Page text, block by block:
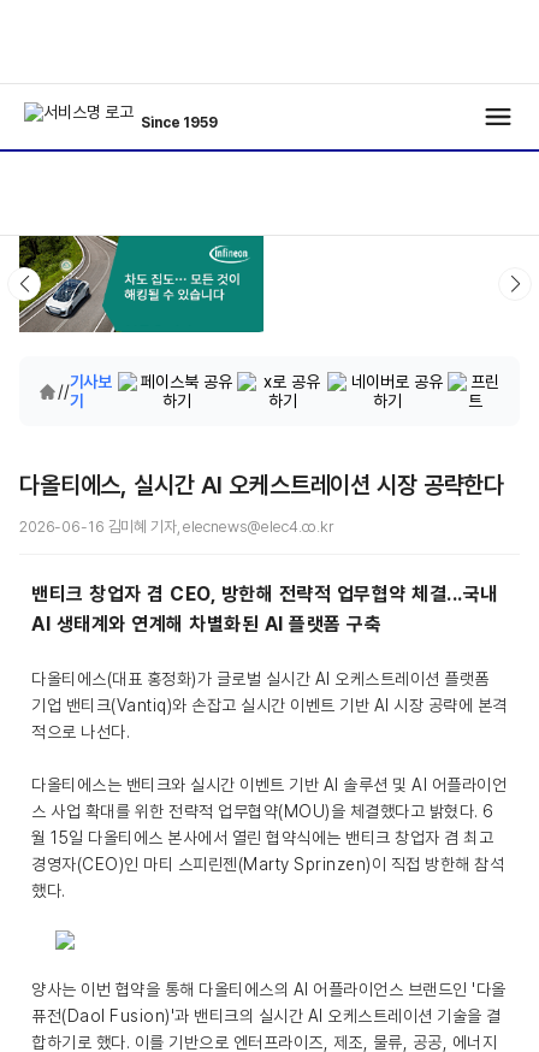
Since 1959
//기사보
기
다올티에스, 실시간 AI 오케스트레이션 시장 공략한다
2026-06-16 김미혜 기자, elecnews@elec4.co.kr
밴티크 창업자 겸 CEO, 방한해 전략적 업무협약 체결...국내
AI 생태계와 연계해 차별화된 AI 플랫폼 구축
다올티에스(대표 홍정화)가 글로벌 실시간 AI 오케스트레이션 플랫폼
기업 밴티크(Vantiq)와 손잡고 실시간 이벤트 기반 AI 시장 공략에 본격
적으로 나선다.
다올티에스는 밴티크와 실시간 이벤트 기반 AI 솔루션 및 AI 어플라이언
스 사업 확대를 위한 전략적 업무협약(MOU)을 체결했다고 밝혔다. 6
월 15일 다올티에스 본사에서 열린 협약식에는 밴티크 창업자 겸 최고
경영자(CEO)인 마티 스피린젠(Marty Sprinzen)이 직접 방한해 참석
했다.
양사는 이번 협약을 통해 다올티에스의 AI 어플라이언스 브랜드인 '다올
퓨전(Daol Fusion)'과 밴티크의 실시간 AI 오케스트레이션 기술을 결
합하기로 했다. 이를 기반으로 엔터프라이즈, 제조, 물류, 공공, 에너지